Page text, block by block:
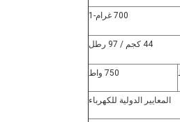
700 غرام-1
44 كجم / 97 رطل
750 واط
المعايير الدولية للكهرباء